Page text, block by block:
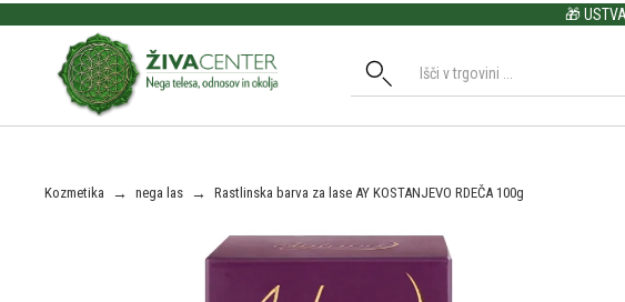
🎁 USTVARI
Kozmetika → nega las → Rastlinska barva za lase AY KOSTANJEVO RDEČA 100g